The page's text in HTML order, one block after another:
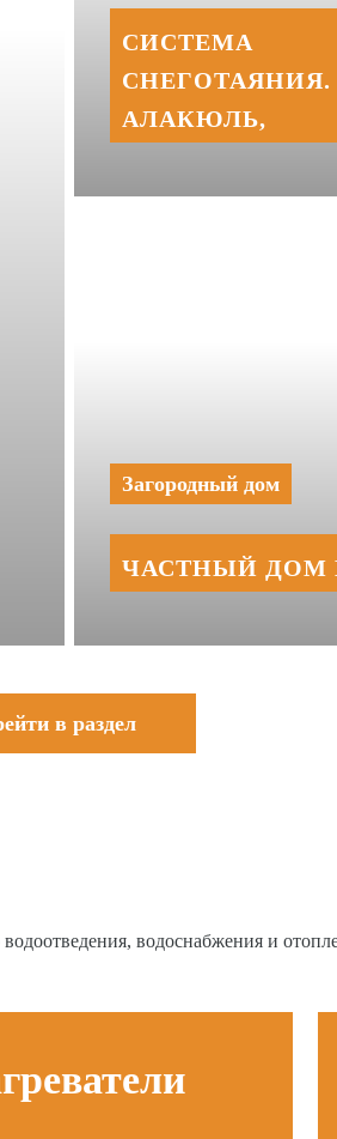
СИСТЕМА
СНЕГОТАЯНИЯ.
АЛАКЮЛЬ,
Загородный дом
ЧАСТНЫЙ ДОМ
в раздел
водоснабжения и